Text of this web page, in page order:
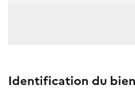
Identification du